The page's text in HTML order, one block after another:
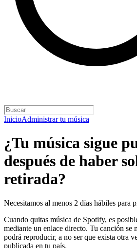
InicioAdministrar tu música
¿Tu música sigue
después de haber
retirada?
Necesitamos al menos 2 días hábiles para
Cuando quitas música de Spotify, es
mediante un enlace directo. Tu canción se
podrá reproducir, a no ser que exista otra
publicada en tu país.